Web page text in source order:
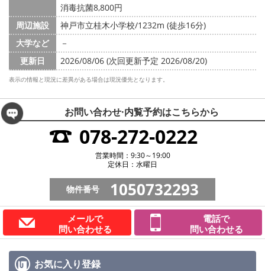
消毒抗菌8,800円
周辺施設
神戸市立桂木小学校/1232m (徒歩16分)
大学など
－
更新日
2026/08/06 (次回更新予定 2026/08/20)
表示の情報と現況に差異がある場合は現況優先となります。
お問い合わせ·内覧予約はこちらから
078-272-0222
営業時間：9:30～19:00
定休日：水曜日
物件番号 1050732293
メールで
問い合わせる
電話で
問い合わせる
お気に入り登録